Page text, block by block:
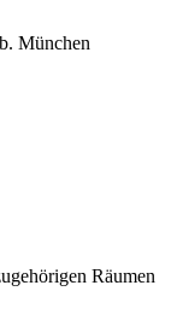
München
Räumen